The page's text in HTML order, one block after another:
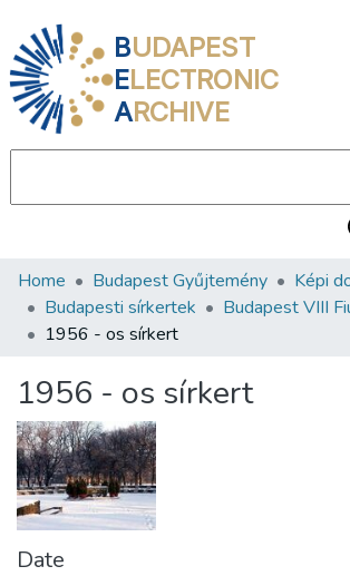
BUDAPEST
ELECTRONIC
ARCHIVE
Communities & Collections
All of DSpace
About us
Home Budapest Gyűjtemény
Képi
Budapesti sírkertek
1956 - os sírkert
1956 - os sírkert
Date